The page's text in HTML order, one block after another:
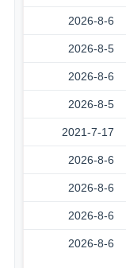
2026-8-6
2026-8-5
2026-8-6
2026-8-5
2021-7-17
2026-8-6
2026-8-6
2026-8-6
2026-8-6